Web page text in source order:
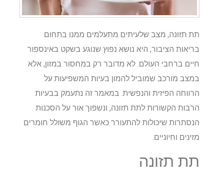
תת תזונה, מצב שלעיתים מתעלמים ממנו בתחום
בריאות הציבור, היא נושא נפוץ שנוגע בשקט באינספור
חיים ברחבי העולם. לא מדובר רק במחסור במזון, אלא
במצב מורכב שמוביל להמון בעיות המשפיעות על
הרווחה הפיזית והנפשית. במאמר זה נתעמק בבעיות
הרבות הקשורות לתת תזונה, ונשפוך אור על הסכנות
הנסתרות שיכולות להתעורר כאשר הגוף משולל חומרים
מזינים וחיוניים.
תת תזונה